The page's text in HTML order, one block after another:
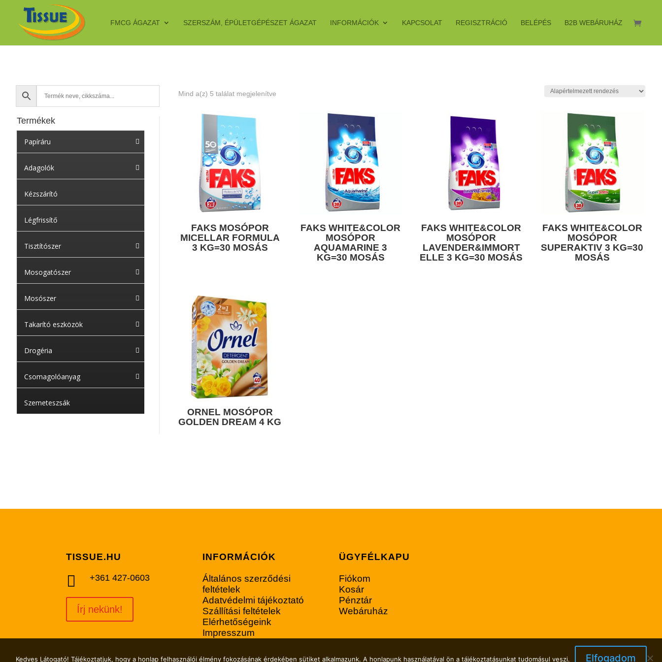
FMCG ÁGAZAT SZERSZÁM, ÉPÜLETGÉPÉSZET ÁGAZAT INFORMÁCIÓK KAPCSOLAT REGISZTRÁCIÓ BELÉPÉS B2B WEBÁRUHÁZ
Termékek
Papíráru
Adagolók
Kézszárító
Légfrissítő
Tisztítószer
Mosogatószer
Mosószer
Takarító eszközök
Drogéria
Csomagolóanyag
Szemeteszsák
Mind a(z) 5 találat megjelenítve
FAKS MOSÓPOR
MICELLAR FORMULA
3 KG=30 MOSÁS
FAKS WHITE&COLOR
MOSÓPOR
AQUAMARINE 3
KG=30 MOSÁS
FAKS WHITE&COLOR
MOSÓPOR
LAVENDER&IMMORT
ELLE 3 KG=30 MOSÁS
FAKS WHITE&COLOR
MOSÓPOR
SUPERAKTIV 3 KG=30
MOSÁS
ORNEL MOSÓPOR
GOLDEN DREAM 4 KG
TISSUE.HU
 +361 427-0603
Írj nekünk!
INFORMÁCIÓK
Általános szerződési
feltételek
Adatvédelmi tájékoztató
Szállítási feltételek
Elérhetőségeink
Impresszum
ÜGYFÉLKAPU
Fiókom
Kosár
Pénztár
Webáruház
Kedves Látogató! Tájékoztatjuk, hogy a honlap felhasználói élmény fokozásának érdekében sütiket alkalmazunk. A honlapunk használatával ön a tájékoztatásunkat tudomásul veszi. Elfogadom